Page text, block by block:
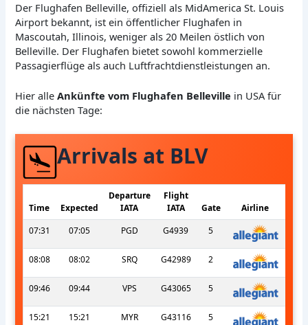
Der Flughafen Belleville, offiziell als MidAmerica St. Louis
Airport bekannt, ist ein öffentlicher Flughafen in
Mascoutah, Illinois, weniger als 20 Meilen östlich von
Belleville. Der Flughafen bietet sowohl kommerzielle
Passagierflüge als auch Luftfrachtdienstleistungen an.
Hier alleAnkünfte vom Flughafen Belleville in USA für
die nächsten Tage:
Arrivals at BLV
Time Expected
Departure
IATA
Flight
IATA
Gate
Airline
07:31
07:05 PGD G4939 5
08:08 08:02 SRQ G42989 2
09:46 09:44 VPS G43065 5
15:21 15:21 MYR G43116 5